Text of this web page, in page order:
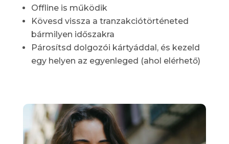
Offline is működik
Kövesd vissza a tranzakciótörténeted
bármilyen időszakra
Párosítsd dolgozói kártyáddal, és kezeld
egy helyen az egyenleged (ahol elérhető)